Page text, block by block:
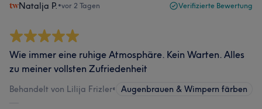
Natalja P. •vor 2 Tagen Verifizierte Bewertung
Wie immer eine ruhige Atmosphäre. Kein Warten. Alles
zu meiner vollsten Zufriedenheit
Behandelt von Lilija Frizler• Augenbrauen & Wimpern färben